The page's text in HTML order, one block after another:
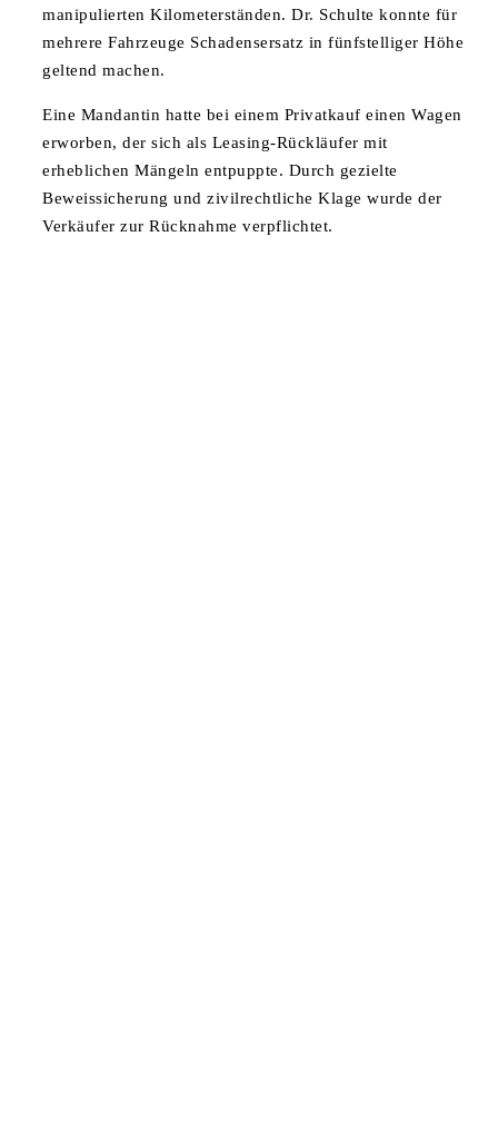
manipulierten Kilometerständen. Dr. Schulte konnte für
mehrere Fahrzeuge Schadensersatz in fünfstelliger Höhe
geltend machen.
Eine Mandantin hatte bei einem Privatkauf einen Wagen
erworben, der sich als Leasing-Rückläufer mit
erheblichen Mängeln entpuppte. Durch gezielte
Beweissicherung und zivilrechtliche Klage wurde der
Verkäufer zur Rücknahme verpflichtet.